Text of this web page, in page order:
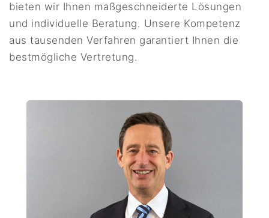
bieten wir Ihnen maßgeschneiderte Lösungen
und individuelle Beratung. Unsere Kompetenz
aus tausenden Verfahren garantiert Ihnen die
bestmögliche Vertretung.